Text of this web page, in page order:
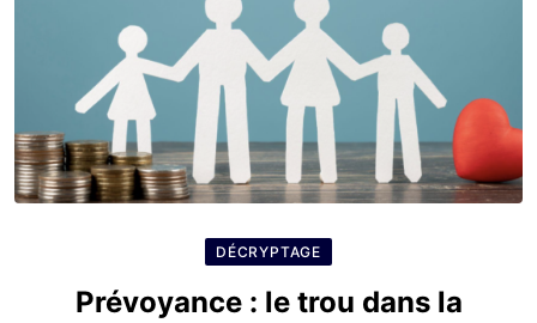
DÉCRYPTAGE
Prévoyance : le trou dans la